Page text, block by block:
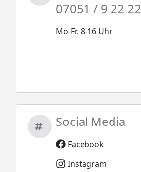
07051 / 9 22 22
Mo-Fr. 8-16 Uhr
Social Media
Facebook
Instagram